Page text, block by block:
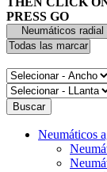
PRESS GO
Neumáticos